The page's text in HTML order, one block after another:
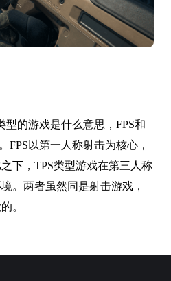
型的游戏是什么意思，FPS和
FPS以第一人称射击为核心，
下，TPS类型游戏在第三人称
。两者虽然同是射击游戏，
。